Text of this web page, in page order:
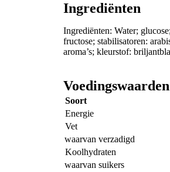
Ingrediënten
Ingrediënten: Water;
fructose; stabilisatoren:
aroma’s; kleurstof:
Voedingswaarden
Soort
Energie
Vet
waarvan verzadigd
Koolhydraten
waarvan suikers